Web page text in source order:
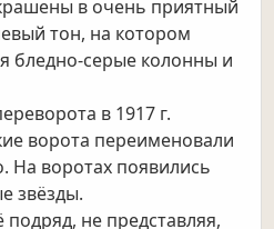
в очень приятный
тон, на котором
бледно-серые колонны и
в 1917 г.
ворота переименовали
На воротах появились
звёзды.
не представляя,